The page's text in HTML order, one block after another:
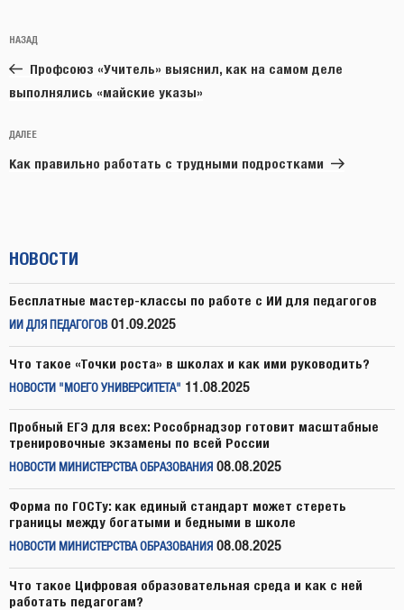
по
записям
Предыдущая
запись:
НАЗАД
Профсоюз «Учитель» выяснил, как на самом деле
выполнялись «майские указы»
Следующая
запись
ДАЛЕЕ
Как правильно работать с трудными подростками
НОВОСТИ
Бесплатные мастер-классы по работе с ИИ для педагогов
ИИ ДЛЯ ПЕДАГОГОВ 01.09.2025
Что такое «Точки роста» в школах и как ими руководить?
НОВОСТИ "МОЕГО УНИВЕРСИТЕТА" 11.08.2025
Пробный ЕГЭ для всех: Рособрнадзор готовит масштабные
тренировочные экзамены по всей России
НОВОСТИ МИНИСТЕРСТВА ОБРАЗОВАНИЯ 08.08.2025
Форма по ГОСТу: как единый стандарт может стереть
границы между богатыми и бедными в школе
НОВОСТИ МИНИСТЕРСТВА ОБРАЗОВАНИЯ 08.08.2025
Что такое Цифровая образовательная среда и как с ней
работать педагогам?